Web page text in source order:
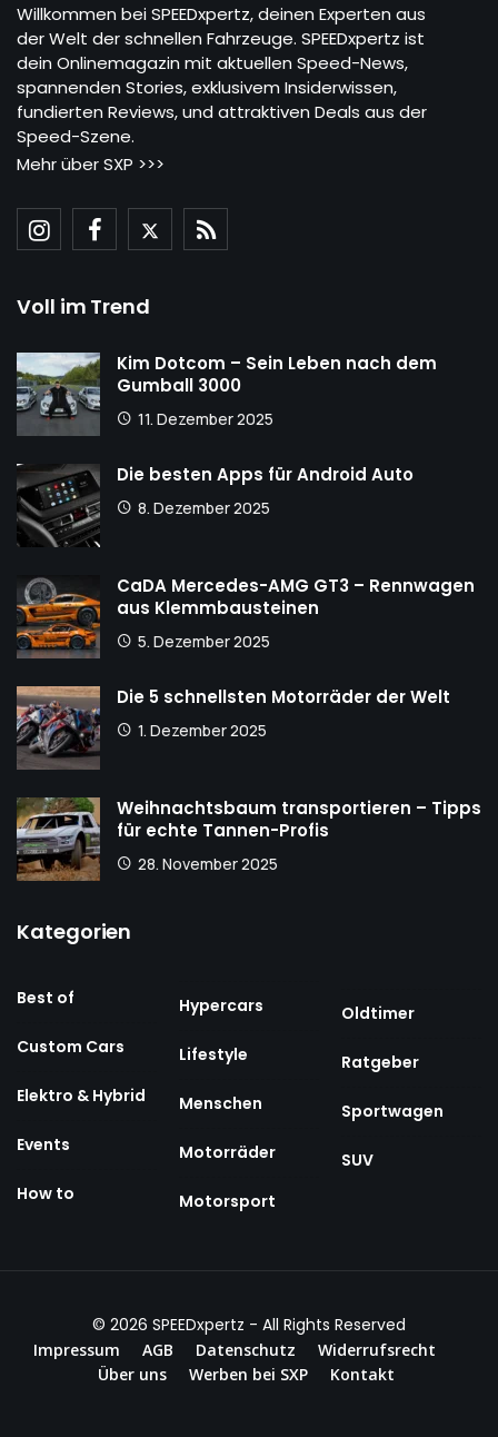
Willkommen bei SPEEDxpertz, deinen Experten aus
der Welt der schnellen Fahrzeuge. SPEEDxpertz ist
dein Onlinemagazin mit aktuellen Speed-News,
spannenden Stories, exklusivem Insiderwissen,
fundierten Reviews, und attraktiven Deals aus der
Speed-Szene.
Mehr über SXP >>>
Voll im Trend
Kim Dotcom – Sein Leben nach dem
Gumball 3000
11. Dezember 2025
Die besten Apps für Android Auto
8. Dezember 2025
CaDA Mercedes-AMG GT3 – Rennwagen
aus Klemmbausteinen
5. Dezember 2025
Die 5 schnellsten Motorräder der Welt
1. Dezember 2025
Weihnachtsbaum transportieren – Tipps
für echte Tannen-Profis
28. November 2025
Kategorien
Best of
Custom Cars
Elektro & Hybrid
Events
How to
Hypercars
Lifestyle
Menschen
Motorräder
Motorsport
Oldtimer
Ratgeber
Sportwagen
SUV
© 2026 SPEEDxpertz - All Rights Reserved
Impressum AGB Datenschutz
Widerrufsrecht
Über uns
Werben bei SXP Kontakt